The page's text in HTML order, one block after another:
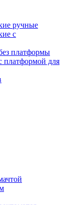
ручные
с
платформы
платформой для